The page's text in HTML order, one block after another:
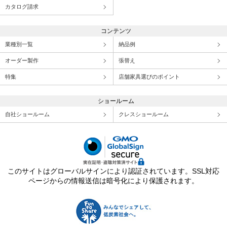
カタログ請求
コンテンツ
業種別一覧 納品例
オーダー製作 張替え
特集 店舗家具選びのポイント
ショールーム
自社ショールーム クレスショールーム
このサイトはグローバルサインにより認証されています。SSL対応
ページからの情報送信は暗号化により保護されます。